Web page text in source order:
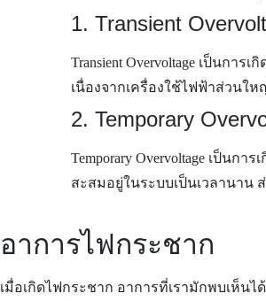
1. Transient
Transient Overvoltage เป็นกา
เนื่องจากเครื่องใช้ไฟฟ้าส่วนใ
2. Temporary
Temporary Overvoltage เป็น
สะสมอยู่ในระบบเป็นเวลานาน
อาการไฟกระชาก
เมื่อเกิดไฟกระชาก อาการที่เรามักพบเห็น